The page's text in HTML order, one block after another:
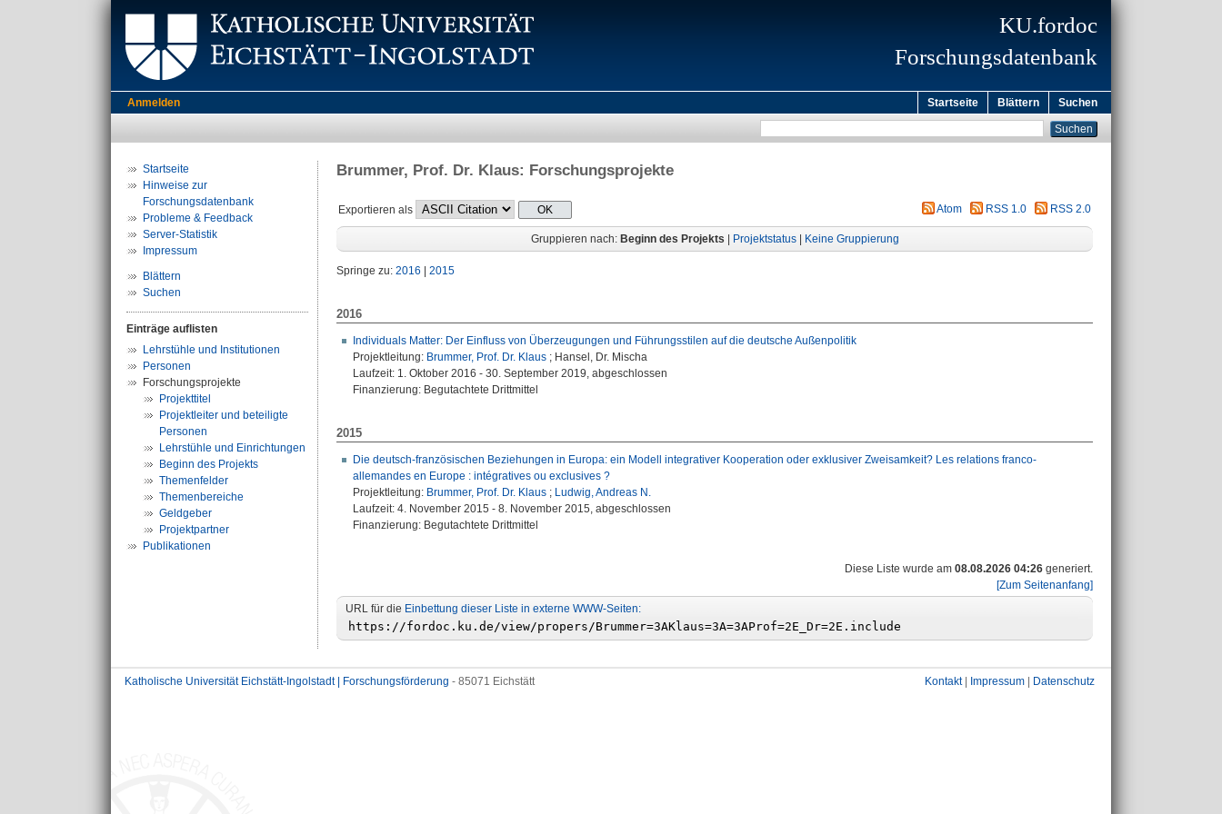
KU.fordoc
Forschungsdatenbank
Anmelden Startseite Blättern Suchen
Startseite
Hinweise zur
Forschungsdatenbank
Probleme & Feedback
Server-Statistik
Impressum
Blättern
Suchen
Einträge auflisten
Lehrstühle und Institutionen
Personen
Forschungsprojekte
Projekttitel
Projektleiter und beteiligte
Personen
Lehrstühle und Einrichtungen
Beginn des Projekts
Themenfelder
Themenbereiche
Geldgeber
Projektpartner
Publikationen
Brummer, Prof. Dr. Klaus: Forschungsprojekte
Exportieren als Atom RSS 1.0 RSS 2.0
Gruppieren nach: Beginn des Projekts Projektstatus| Keine Gruppierung
Springe zu: 2016 2015
2016
Individuals Matter: Der Einfluss von Überzeugungen und Führungsstilen auf die deutsche Außenpolitik
Projektleitung: Brummer, Prof. Dr. Klaus ; Hansel, Dr. Mischa
Laufzeit: 1. Oktober 2016 - 30. September 2019, abgeschlossen
Finanzierung: Begutachtete Drittmittel
2015
Die deutsch-französischen Beziehungen in Europa: ein Modell integrativer Kooperation oder exklusiver Zweisamkeit? Les relations franco-
allemandes en Europe : intégratives ou exclusives ?
Projektleitung: Brummer, Prof. Dr. Klaus ; Ludwig, Andreas N.
Laufzeit: 4. November 2015 - 8. November 2015, abgeschlossen
Finanzierung: Begutachtete Drittmittel
Diese Liste wurde am 08.08.2026 04:26 generiert.
[Zum Seitenanfang]
URL für die Einbettung dieser Liste in externe WWW-Seiten:
Katholische Universität Eichstätt-Ingolstadt | Forschungsförderung - 85071 Eichstätt Kontakt| Impressum Datenschutz